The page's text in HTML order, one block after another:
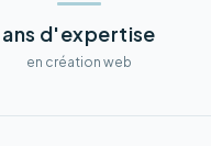
ans d'expertise
en création web